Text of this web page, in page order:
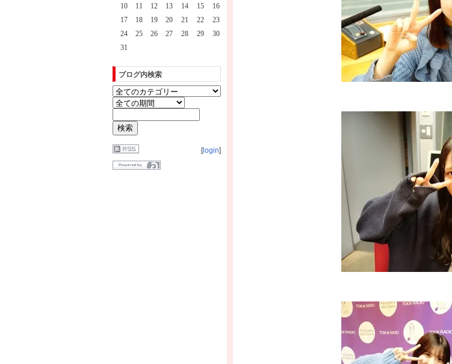
10
11 12 13 14 15
16
17
18 19 20 21 22
23
24
25 26 27 28 29
30
31
ブログ内検索
[login]